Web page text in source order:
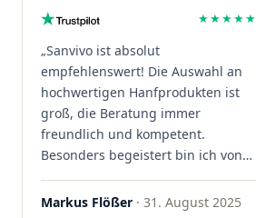
★★★★★
„Sanvivo ist absolut
empfehlenswert! Die Auswahl an
hochwertigen Hanfprodukten ist
groß, die Beratung immer
freundlich und kompetent.
Besonders begeistert bin ich von
der schnellen Rezeptannahme –
alles läuft unkompliziert und
Markus Flößer · 31. August 2025